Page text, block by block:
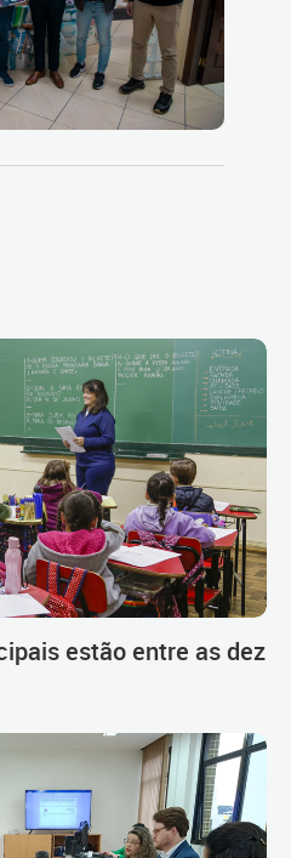
estão entre as dez